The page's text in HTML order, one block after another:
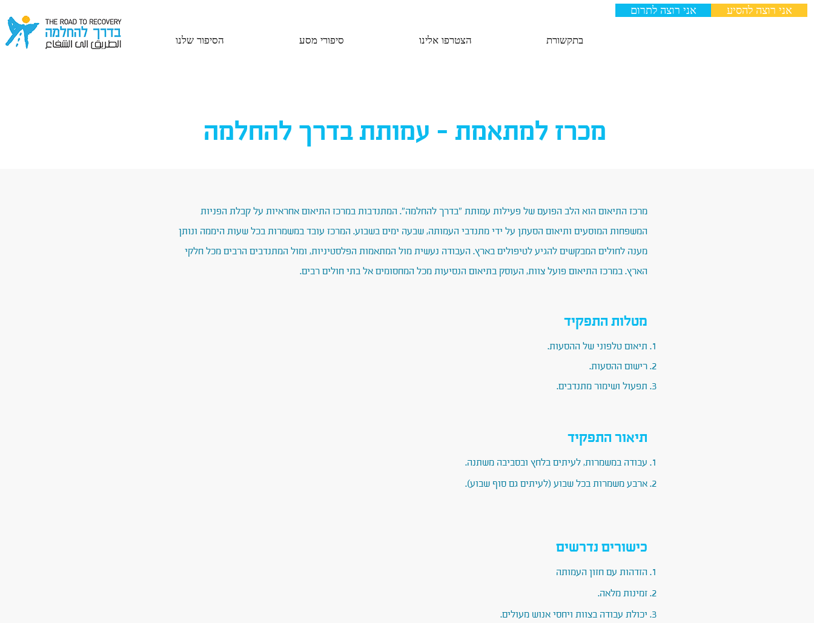
הסיפור שלנו סיפורי מסע הצטרפו אלינו בתקשורת
אני רוצה לתרום אני רוצה להסיע
(המודעה מנוסחת בלשון נקבה אך פונה לשני המינים)
מכרז למתאמת - עמותת בדרך להחלמה
מרכז התיאום הוא הלב הפועם של פעילות עמותת "בדרך להחלמה". המתנדבות במרכז התיאום אחראיות על קבלת הפניות
המשפחות המוסעים ותיאום הסעתן על ידי מתנדבי העמותה, שבעה ימים בשבוע. המרכז עובד במשמרות בכל שעות היממה ונותן
מענה לחולים המבקשים להגיע לטיפולים בארץ. העבודה נעשית מול המתאמות הפלסטיניות, ומול המתנדבים הרבים מכל חלקי
הארץ. במרכז התיאום פועל צוות, העוסק בתיאום הנסיעות מכל המחסומים אל בתי חולים רבים.
מטלות התפקיד
תיאום טלפוני של ההסעות.
רישום ההסעות.
תפעול ושימור מתנדבים.
תיאור התפקיד
עבודה במשמרות, לעיתים בלחץ ובסביבה משתנה.
ארבע משמרות בכל שבוע (לעיתים גם סוף שבוע).
כישורים נדרשים
הזדהות עם חזון העמותה
זמינות מלאה.
יכולת עבודה בצוות ויחסי אנוש מעולים.